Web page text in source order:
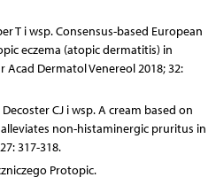
T i wsp. Consensus-based European
eczema (atopic dermatitis) in
Acad Dermatol Venereol 2018; 32:
CJ i wsp. A cream based on
non-histaminergic pruritus in
317-318.
Protopic.